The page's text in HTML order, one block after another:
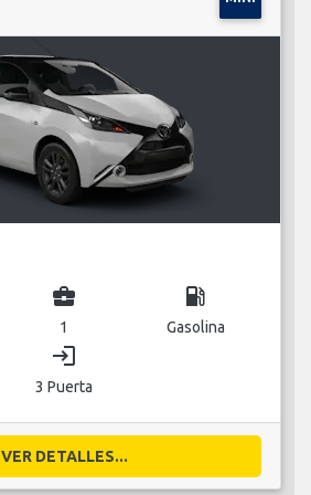
business_center
1
local_gas_station
Gasolina
login
3 Puerta
VER DETALLES...